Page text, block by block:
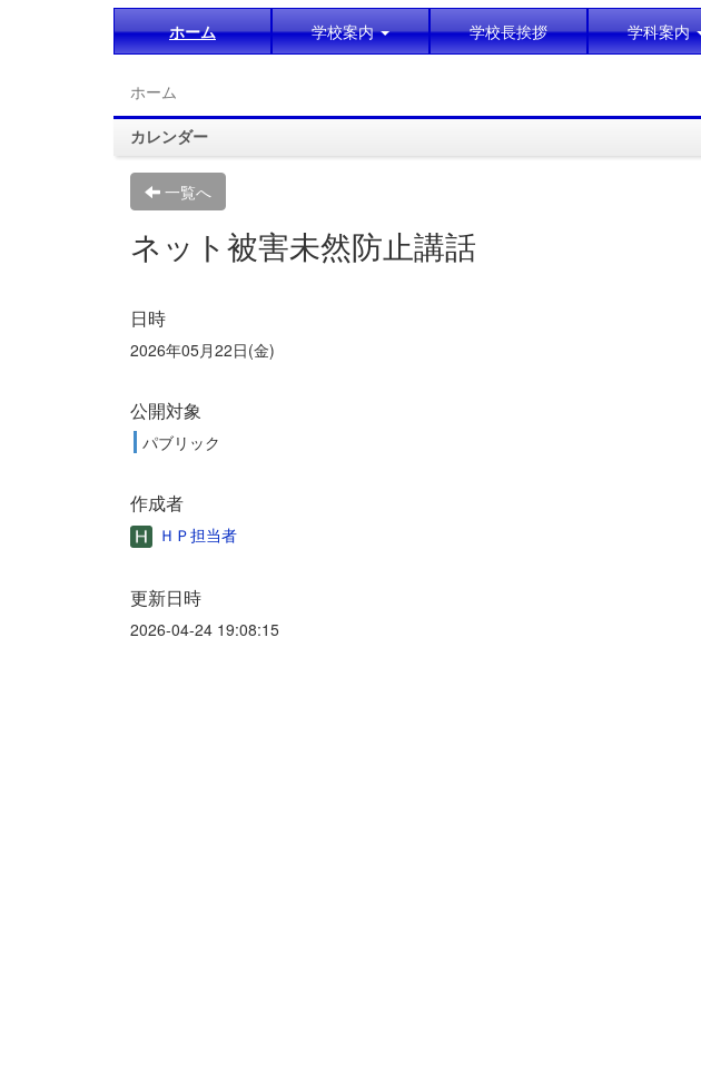
ホーム 学校案内 学校長挨拶 学科案内
ホーム
カレンダー
一覧へ
ネット被害未然防止講話
日時
2026年05月22日(金)
公開対象
パブリック
作成者
ＨＰ担当者
更新日時
2026-04-24 19:08:15